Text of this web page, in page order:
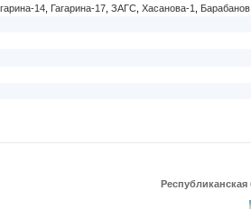
14 Гагарина-17 ЗАГС Хасанова-1 Барабанов
Республиканская